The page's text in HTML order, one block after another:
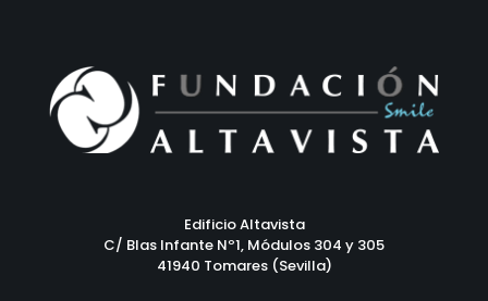
Edificio Altavista
C/ Blas Infante Nº1, Módulos 304 y 305
41940 Tomares (Sevilla)